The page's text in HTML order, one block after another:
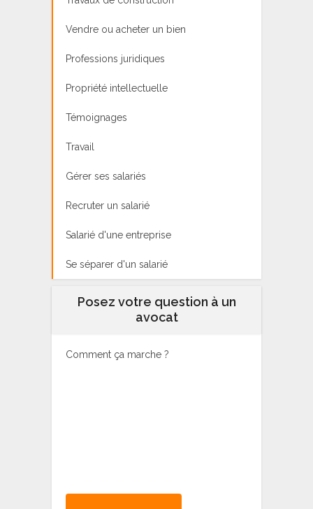
Vendre ou acheter un bien
Professions juridiques
Propriété intellectuelle
Témoignages
Travail
Gérer ses salariés
Recruter un salarié
Salarié d'une entreprise
Se séparer d'un salarié
Posez votre question à un
avocat
Comment ça marche ?